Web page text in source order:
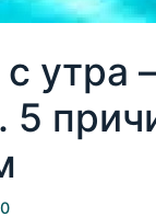
утра
5
0